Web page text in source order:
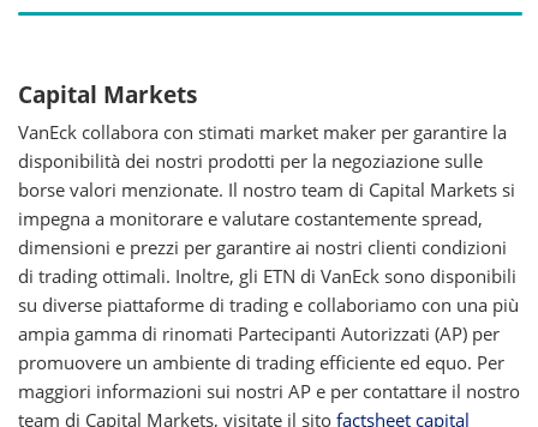
Capital Markets
VanEck collabora con stimati market maker per garantire la
disponibilità dei nostri prodotti per la negoziazione sulle
borse valori menzionate. Il nostro team di Capital Markets si
impegna a monitorare e valutare costantemente spread,
dimensioni e prezzi per garantire ai nostri clienti condizioni
di trading ottimali. Inoltre, gli ETN di VanEck sono disponibili
su diverse piattaforme di trading e collaboriamo con una più
ampia gamma di rinomati Partecipanti Autorizzati (AP) per
promuovere un ambiente di trading efficiente ed equo. Per
maggiori informazioni sui nostri AP e per contattare il nostro
team di Capital Markets, visitate il sito factsheet capital